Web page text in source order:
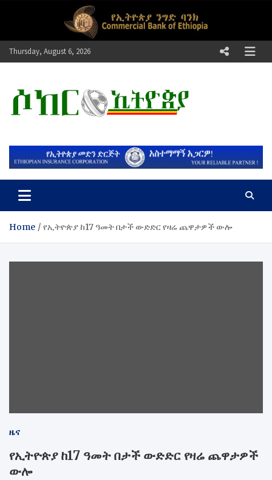
Thursday, August 6, 2026
ሶከር ኢትዮጵያ
Home የኢትዮጵያ ከ17 ዓመት በታች ውድድር የዛሬ ጨዋታዎች ውሎ
ዜና
የኢትዮጵያ ከ17 ዓመት በታች ውድድር የዛሬ ጨዋታዎች
ውሎ